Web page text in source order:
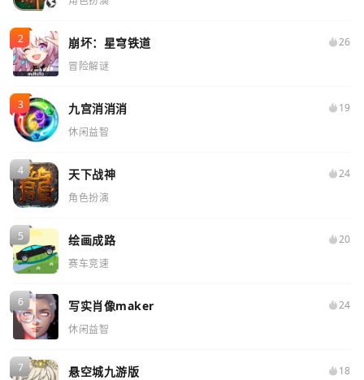
崩坏：星穹铁道
26
冒险解谜
九宫消消消
19
休闲益智
天下战神
24
角色扮演
绘画成路
20
赛车竞速
写实肖像maker
24
休闲益智
悬空城九游版
18